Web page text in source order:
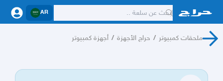
AR
ملحقات كمبيوتر / حراج الأجهزة / أجهزة كمبيوتر